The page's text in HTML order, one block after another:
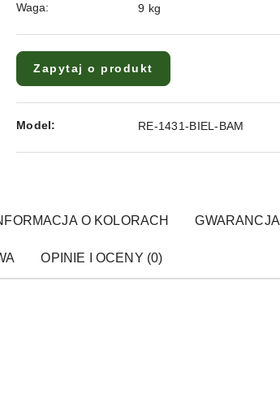
Waga: 9 kg
Zapytaj o produkt
Model: RE-1431-BIEL-BAM
O KOLORACH GWARANCJA
OPINIE I OCENY (0)